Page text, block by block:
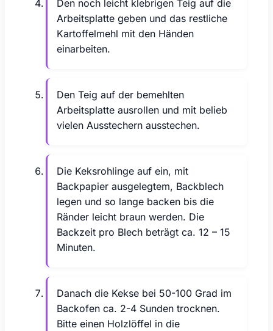
Den noch leicht klebrigen Teig auf die
Arbeitsplatte geben und das restliche
Kartoffelmehl mit den Händen
einarbeiten.
Den Teig auf der bemehlten
Arbeitsplatte ausrollen und mit belieb
vielen Ausstechern ausstechen.
Die Keksrohlinge auf ein, mit
Backpapier ausgelegtem, Backblech
legen und so lange backen bis die
Ränder leicht braun werden. Die
Backzeit pro Blech beträgt ca. 12 – 15
Minuten.
Danach die Kekse bei 50-100 Grad im
Backofen ca. 2-4 Sunden trocknen.
Bitte einen Holzlöffel in die